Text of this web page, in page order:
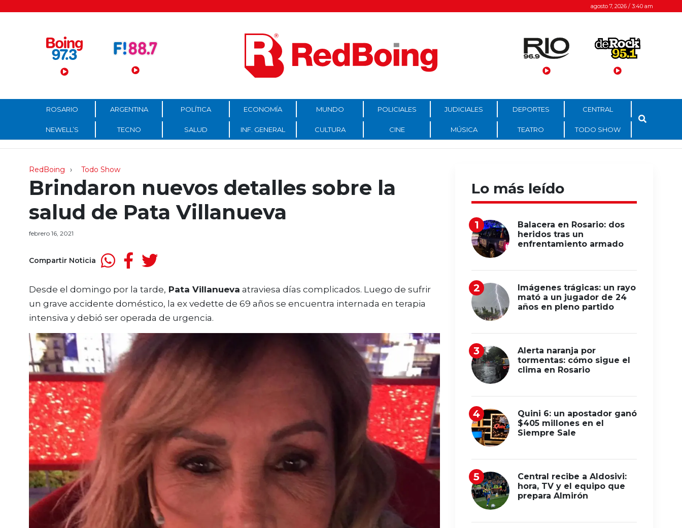
Menú Principal agosto 7, 2026 / 3:40 am
ROSARIO ARGENTINA POLÍTICA ECONOMÍA MUNDO POLICIALES JUDICIALES DEPORTES CENTRAL
NEWELL’S TECNO SALUD INF. GENERAL CULTURA CINE MÚSICA TEATRO TODO SHOW
RedBoing Todo Show
Brindaron nuevos detalles sobre la
salud de Pata Villanueva
febrero 16, 2021
Compartir Noticia
Desde el domingo por la tarde, Pata Villanueva atraviesa días complicados. Luego de sufrir
un grave accidente doméstico, la ex vedette de 69 años se encuentra internada en terapia
intensiva y debió ser operada de urgencia.
Lo más leído
Balacera en Rosario: dos
heridos tras un
enfrentamiento armado
Imágenes trágicas: un rayo
mató a un jugador de 24
años en pleno partido
Alerta naranja por
tormentas: cómo sigue el
clima en Rosario
Quini 6: un apostador ganó
$405 millones en el
Siempre Sale
Central recibe a Aldosivi:
hora, TV y el equipo que
prepara Almirón